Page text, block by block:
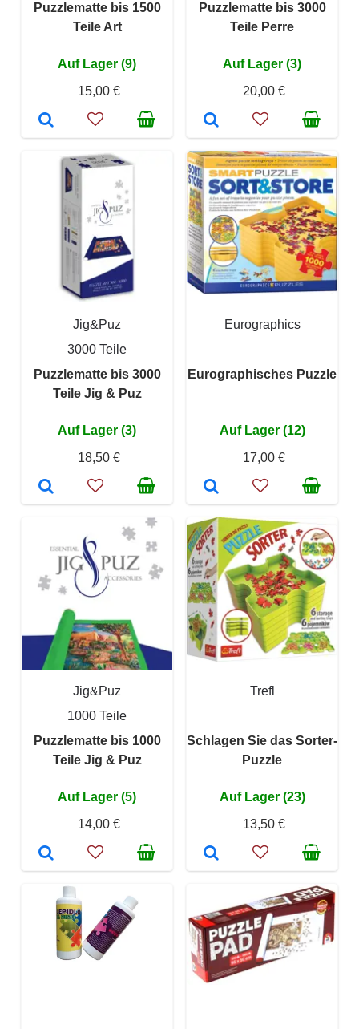
Puzzlematte bis 1500
Teile Art
Auf Lager (9)
15,00 €
Puzzlematte bis 3000
Teile Perre
Auf Lager (3)
20,00 €
Jig&Puz
3000 Teile
Puzzlematte bis 3000
Teile Jig & Puz
Auf Lager (3)
18,50 €
Eurographics
Eurographisches Puzzle
Auf Lager (12)
17,00 €
Jig&Puz
1000 Teile
Puzzlematte bis 1000
Teile Jig & Puz
Auf Lager (5)
14,00 €
Trefl
Schlagen Sie das Sorter-
Puzzle
Auf Lager (23)
13,50 €